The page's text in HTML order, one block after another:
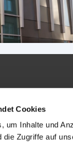
Cookies
um Inhalte und
die Zugriffe auf